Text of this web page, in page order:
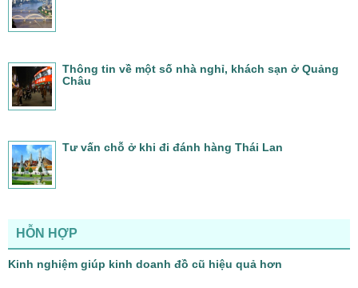
Thông tin về một số nhà nghỉ, khách sạn ở Quảng
Châu
Tư vấn chỗ ở khi đi đánh hàng Thái Lan
HỖN HỢP
Kinh nghiệm giúp kinh doanh đồ cũ hiệu quả hơn